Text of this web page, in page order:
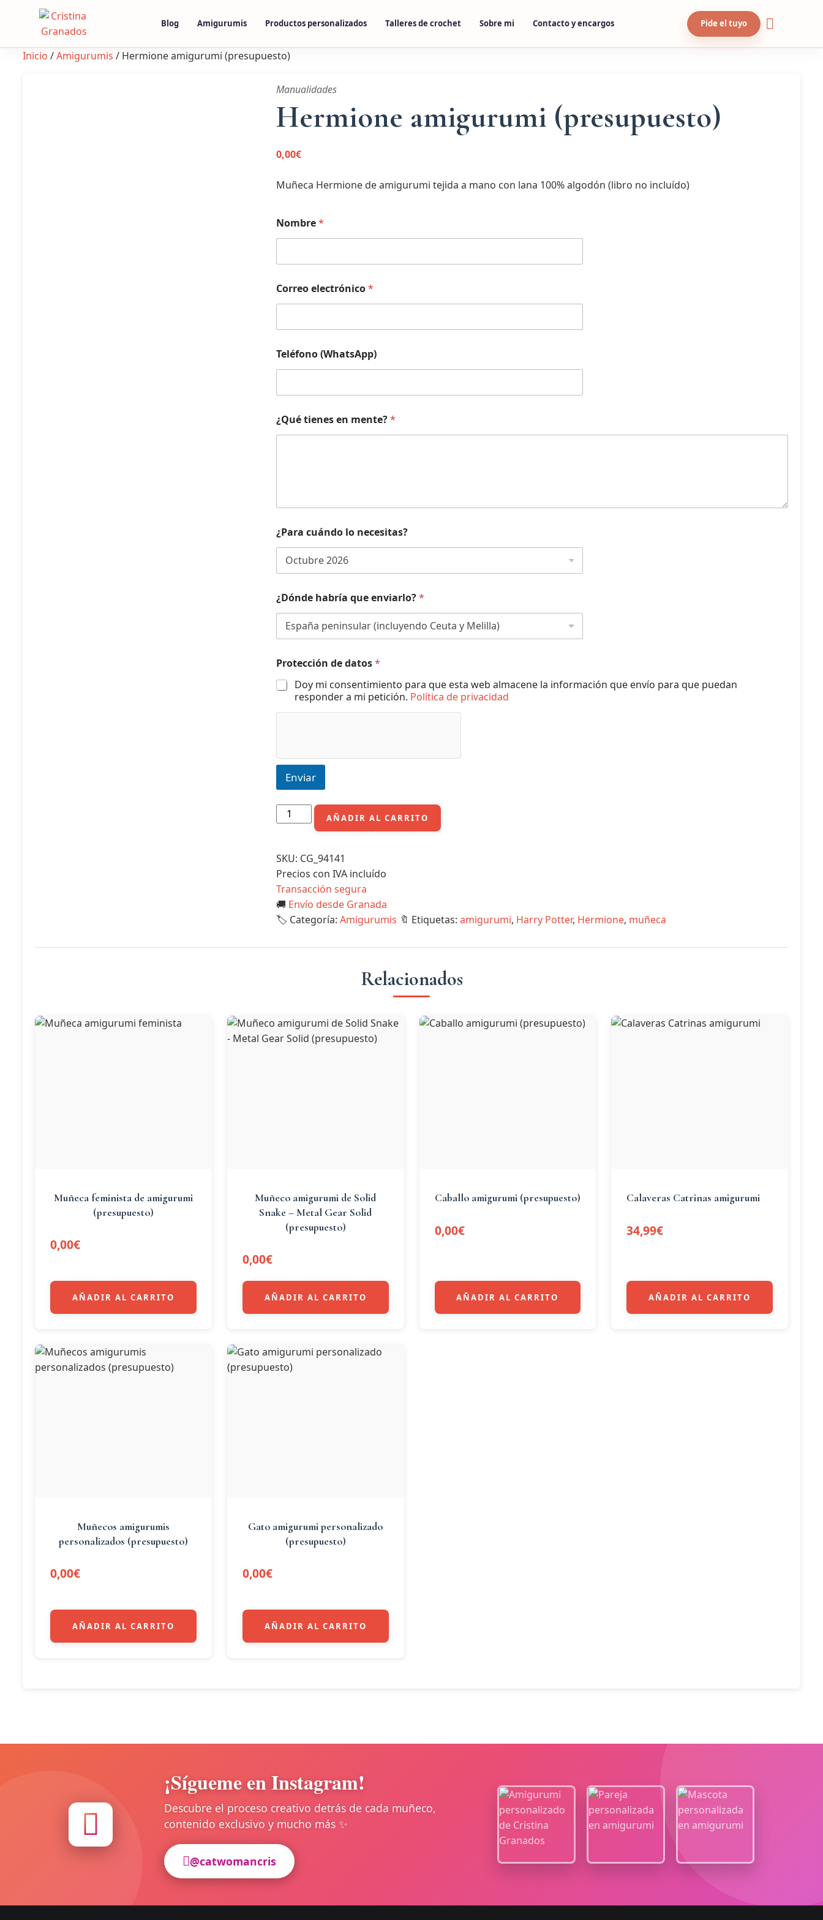
Blog Amigurumis Productos personalizados Talleres de crochet Sobre mi Contacto y encargos Pide el tuyo
Inicio /Amigurumis / Hermione amigurumi (presupuesto)
Manualidades
Hermione amigurumi (presupuesto)
0,00€
Muñeca Hermione de amigurumi tejida a mano con lana 100% algodón (libro no incluído)
Nombre*
Correo electrónico*
o
N
m
r
e
¿
Teléfono (WhatsApp)
¿Qué tienes en mente?*
¿Para cuándo lo necesitas?
¿Dónde habría que enviarlo?*
Protección de datos*
Doy mi consentimiento para que esta web almacene la información que envío para que puedan
responder a mi petición. Política de privacidad
Enviar
Hermione
amigurumi
cantidad
AÑADIR AL CARRITO
SKU: CG_94141
Precios con IVA incluído
Transacción segura
🚚 Envío desde Granada
🏷 Categoría: Amigurumis 🔖 Etiquetas: amigurumi, Harry Potter, Hermione, muñeca
Relacionados
Muñeca feminista de amigurumi
(presupuesto)
0,00€
AÑADIR AL CARRITO
Muñeco amigurumi de Solid
Snake – Metal Gear Solid
(presupuesto)
0,00€
AÑADIR AL CARRITO
Caballo amigurumi (presupuesto)
0,00€
AÑADIR AL CARRITO
Calaveras Catrinas amigurumi
34,99€
AÑADIR AL CARRITO
Muñecos amigurumis
personalizados (presupuesto)
0,00€
AÑADIR AL CARRITO
Gato amigurumi personalizado
(presupuesto)
0,00€
AÑADIR AL CARRITO
¡Sígueme en Instagram!
Descubre el proceso creativo detrás de cada muñeco,
contenido exclusivo y mucho más ✨
@catwomancris